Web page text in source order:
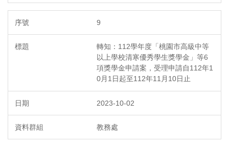
9
轉知：112學年度「桃園市高級中等
以上學校清寒優秀學生獎學金」等6
項獎學金申請案，受理申請自112年1
0月1日起至112年11月10日止
2023-10-02
教務處